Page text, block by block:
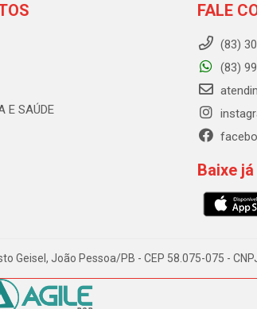
E SAÚDE
FALE
(83)
(83)
Baixe
Geisel, João Pessoa/PB - CEP 58.075-075 -